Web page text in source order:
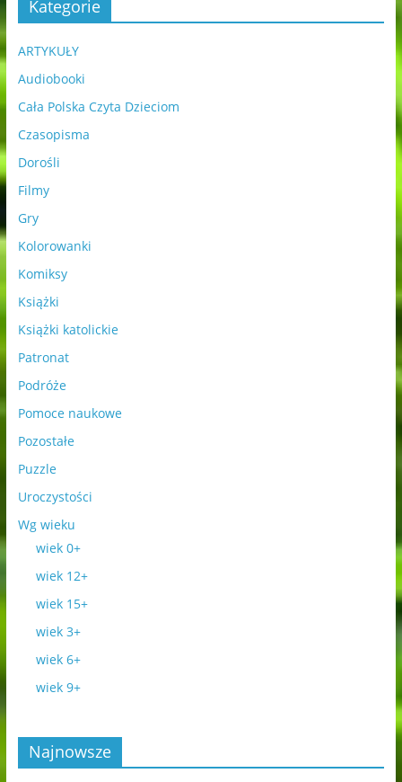
Kategorie
ARTYKUŁY
Audiobooki
Cała Polska Czyta Dzieciom
Czasopisma
Dorośli
Filmy
Gry
Kolorowanki
Komiksy
Książki
Książki katolickie
Patronat
Podróże
Pomoce naukowe
Pozostałe
Puzzle
Uroczystości
Wg wieku
wiek 0+
wiek 12+
wiek 15+
wiek 3+
wiek 6+
wiek 9+
Najnowsze